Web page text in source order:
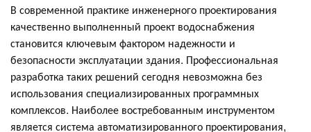
В современной практике инженерного проектирования
качественно выполненный проект водоснабжения
становится ключевым фактором надежности и
безопасности эксплуатации здания. Профессиональная
разработка таких решений сегодня невозможна без
использования специализированных программных
комплексов. Наиболее востребованным инструментом
является система автоматизированного проектирования,